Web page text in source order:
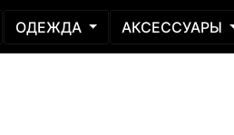
ОДЕЖДА АКСЕССУАРЫ